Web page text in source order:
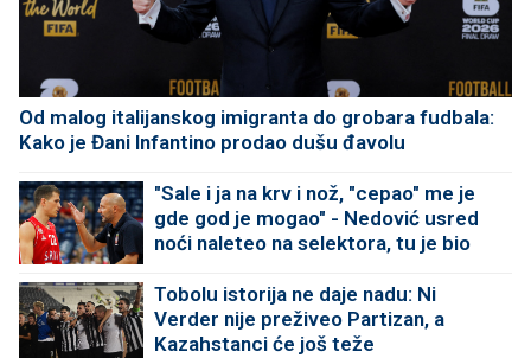
Od malog italijanskog imigranta do grobara fudbala:
Kako je Đani Infantino prodao dušu đavolu
"Sale i ja na krv i nož, "cepao" me je
gde god je mogao" - Nedović usred
noći naleteo na selektora, tu je bio
Tobolu istorija ne daje nadu: Ni
Verder nije preživeo Partizan, a
Kazahstanci će još teže